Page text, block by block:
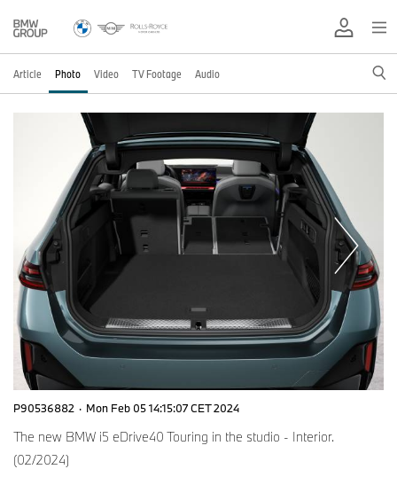
Article Photo Video TV Footage Audio
P90536882 · Mon Feb 05 14:15:07 CET 2024
The new BMW i5 eDrive40 Touring in the studio - Interior.
(02/2024)